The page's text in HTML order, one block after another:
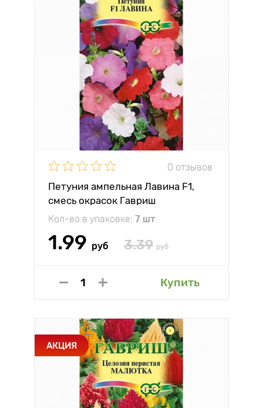
0 отзывов
Петуния ампельная Лавина F1,
смесь окрасок Гавриш
Кол-во в упаковке: 7 шт
1.99 руб 3.39 руб
Купить
АКЦИЯ